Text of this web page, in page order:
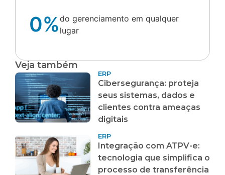
0%do gerenciamento em qualquer
lugar
Veja também
ERP
Cibersegurança: proteja
seus sistemas, dados e
clientes contra ameaças
digitais
ERP
Integração com ATPV-e:
tecnologia que simplifica o
processo de transferência